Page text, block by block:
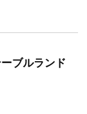
ーブルランド